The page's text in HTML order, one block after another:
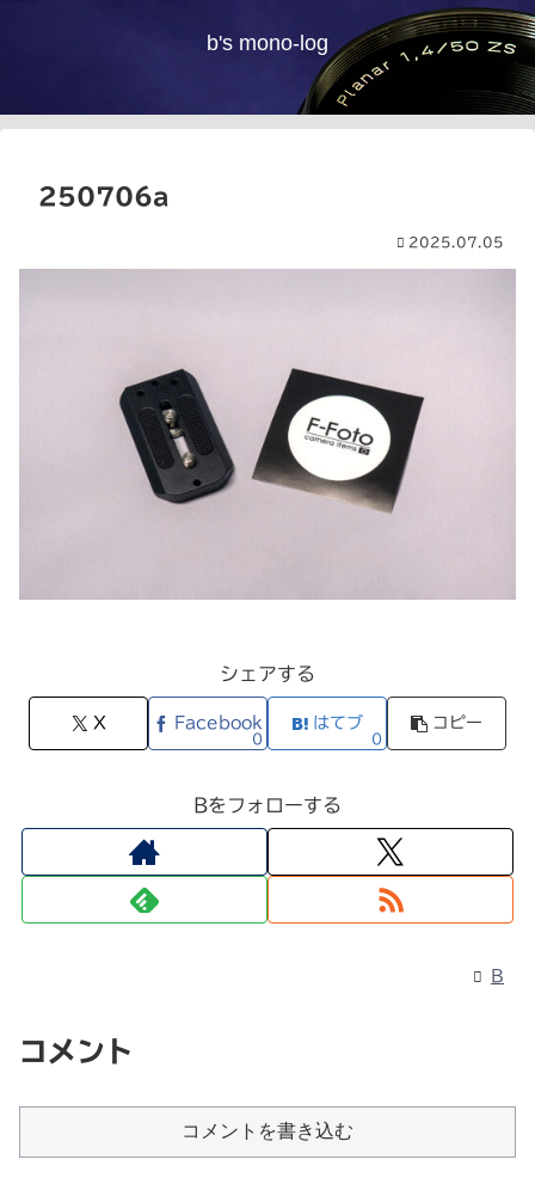
b's mono-log
250706a
2025.07.05
シェアする
X Facebook
0
はてブ
0
コピー
Bをフォローする
B
コメント
コメントを書き込む